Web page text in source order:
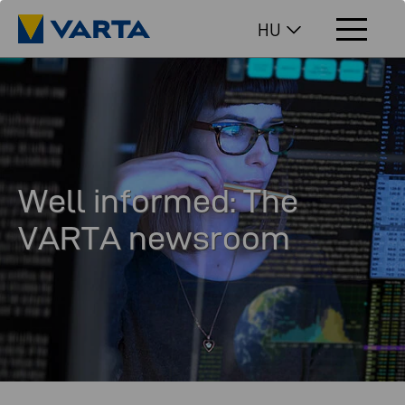
HU
Well informed: The
VARTA newsroom